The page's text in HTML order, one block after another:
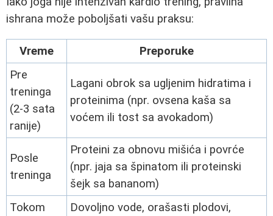
ishrana može poboljšati vašu praksu:
Vreme
Preporuke
Pre
treninga
(2-3 sata
ranije)
Lagani obrok sa ugljenim hidratima i
proteinima (npr. ovsena kaša sa
voćem ili tost sa avokadom)
Posle
treninga
Proteini za obnovu mišića i povrće
(npr. jaja sa špinatom ili proteinski
šejk sa bananom)
Tokom
Dovoljno vode, orašasti plodovi,